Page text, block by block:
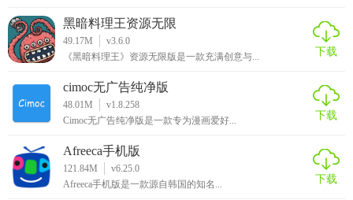
黑暗料理王资源无限
49.17M
v3.6.0
《黑暗料理王》资源无限版是一款充满创意与...
下载
cimoc无广告纯净版
48.01M
v1.8.258
Cimoc无广告纯净版是一款专为漫画爱好...
下载
Afreeca手机版
121.84M
v6.25.0
Afreeca手机版是一款源自韩国的知名...
下载